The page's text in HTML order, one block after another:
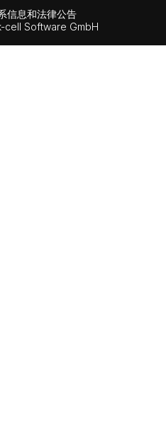
Software GmbH
信息和法律公告